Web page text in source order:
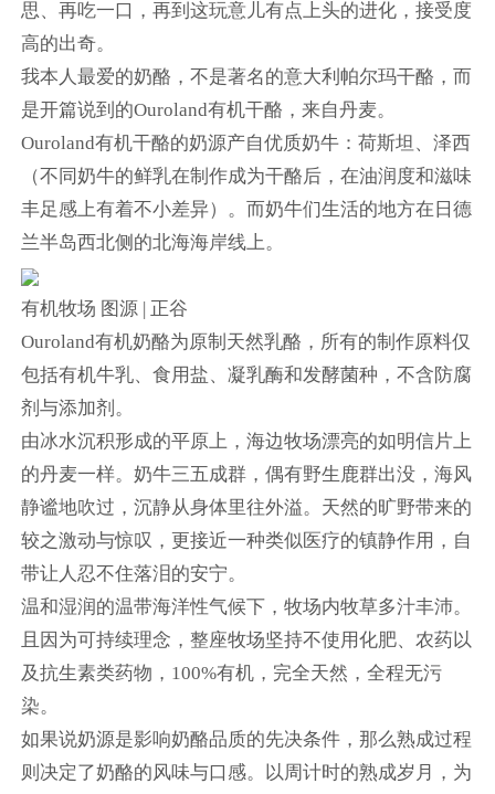
思、再吃一口，再到这玩意儿有点上头的进化，接受度
高的出奇。
我本人最爱的奶酪，不是著名的意大利帕尔玛干酪，而
是开篇说到的Ouroland有机干酪，来自丹麦。
Ouroland有机干酪的奶源产自优质奶牛：荷斯坦、泽西
（不同奶牛的鲜乳在制作成为干酪后，在油润度和滋味
丰足感上有着不小差异）。而奶牛们生活的地方在日德
兰半岛西北侧的北海海岸线上。
有机牧场 图源 | 正谷
Ouroland有机奶酪为原制天然乳酪，所有的制作原料仅
包括有机牛乳、食用盐、凝乳酶和发酵菌种，不含防腐
剂与添加剂。
由冰水沉积形成的平原上，海边牧场漂亮的如明信片上
的丹麦一样。奶牛三五成群，偶有野生鹿群出没，海风
静谧地吹过，沉静从身体里往外溢。天然的旷野带来的
较之激动与惊叹，更接近一种类似医疗的镇静作用，自
带让人忍不住落泪的安宁。
温和湿润的温带海洋性气候下，牧场内牧草多汁丰沛。
且因为可持续理念，整座牧场坚持不使用化肥、农药以
及抗生素类药物，100%有机，完全天然，全程无污
染。
如果说奶源是影响奶酪品质的先决条件，那么熟成过程
则决定了奶酪的风味与口感。以周计时的熟成岁月，为